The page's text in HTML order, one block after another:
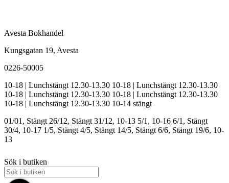
Avesta Bokhandel
Kungsgatan 19, Avesta
0226-50005
10-18 | Lunchstängt 12.30-13.30 10-18 | Lunchstängt 12.30-13.30
10-18 | Lunchstängt 12.30-13.30 10-18 | Lunchstängt 12.30-13.30
10-18 | Lunchstängt 12.30-13.30 10-14 stängt
01/01, Stängt 26/12, Stängt 31/12, 10-13 5/1, 10-16 6/1, Stängt
30/4, 10-17 1/5, Stängt 4/5, Stängt 14/5, Stängt 6/6, Stängt 19/6, 10-
13
Sök i butiken